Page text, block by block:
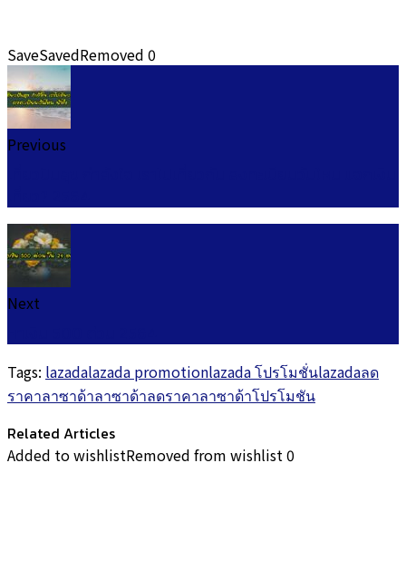
SaveSavedRemoved 0
Previous
Next
Tags: lazadalazada promotionlazada โปรโมชั่นlazadaลด
ราคาลาซาด้าลาซาด้าลดราคาลาซาด้าโปรโมชัน
Related Articles
Added to wishlistRemoved from wishlist0